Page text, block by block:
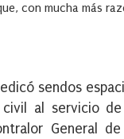
con mucha más
sendos
civil al servicio
General